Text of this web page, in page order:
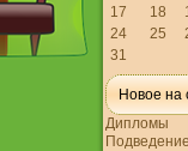
17
18
24
25
31
Новое на
Дипломы